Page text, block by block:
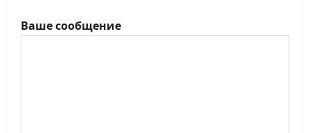
Ваше сообщение